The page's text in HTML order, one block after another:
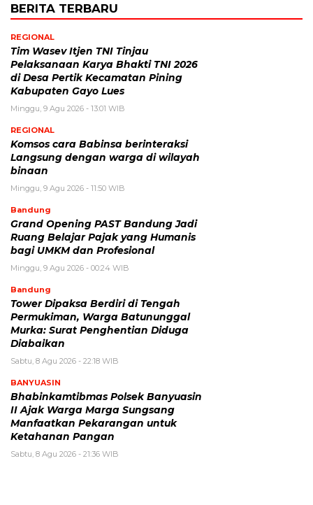
BERITA TERBARU
REGIONAL
Tim Wasev Itjen TNI Tinjau
Pelaksanaan Karya Bhakti TNI 2026
di Desa Pertik Kecamatan Pining
Kabupaten Gayo Lues
Minggu, 9 Agu 2026 - 13:01 WIB
REGIONAL
Komsos cara Babinsa berinteraksi
Langsung dengan warga di wilayah
binaan
Minggu, 9 Agu 2026 - 11:50 WIB
Bandung
Grand Opening PAST Bandung Jadi
Ruang Belajar Pajak yang Humanis
bagi UMKM dan Profesional
Minggu, 9 Agu 2026 - 00:24 WIB
Bandung
Tower Dipaksa Berdiri di Tengah
Permukiman, Warga Batununggal
Murka: Surat Penghentian Diduga
Diabaikan
Sabtu, 8 Agu 2026 - 22:18 WIB
BANYUASIN
Bhabinkamtibmas Polsek Banyuasin
II Ajak Warga Marga Sungsang
Manfaatkan Pekarangan untuk
Ketahanan Pangan
Sabtu, 8 Agu 2026 - 21:36 WIB